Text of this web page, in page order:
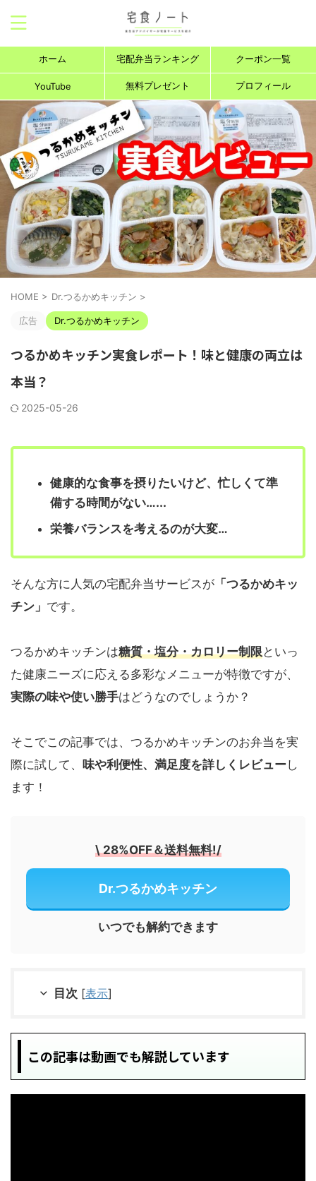
ホーム 宅配弁当ランキング クーポン一覧
YouTube 無料プレゼント プロフィール
HOME > Dr.つるかめキッチン >
広告 Dr.つるかめキッチン
つるかめキッチン実食レポート！味と健康の両立は
本当？
2025-05-26
健康的な食事を摂りたいけど、忙しくて準
備する時間がない…...
栄養バランスを考えるのが大変…
そんな方に人気の宅配弁当サービスが 「つるかめキッ
チン」 です。
つるかめキッチンは糖質・塩分・カロリー制限といっ
た健康ニーズに応える多彩なメニューが特徴ですが、
実際の味や使い勝手はどうなのでしょうか？
そこでこの記事では、つるかめキッチンのお弁当を実
際に試して、 味や利便性、満足度を詳しくレビューし
ます！
\28%OFF＆送料無料!/
Dr.つるかめキッチン
いつでも解約できます
目次 [表示]
この記事は動画でも解説しています